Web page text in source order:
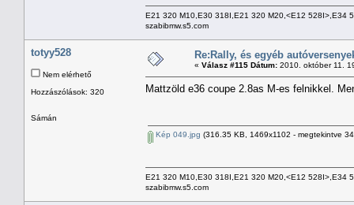
E21 320 M10,E30 318I,E21 320 M20,<E12 528I>,E34
szabibmw.s5.com
totyy528
Nem elérhető
Hozzászólások: 320
Sámán
Re:Rally, és egyéb
« Válasz #115 Dátum: 2010. október 11.
Mattzöld e36 coupe 2.8as M-es felnikkel.
Kép 049.jpg (316.35 KB, 1469x1102 - megtekintve
E21 320 M10,E30 318I,E21 320 M20,<E12 528I>,E34
szabibmw.s5.com